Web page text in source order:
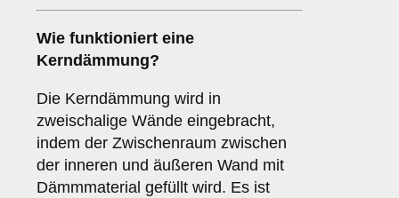
Wie funktioniert eine
Kerndämmung?
Die Kerndämmung wird in
zweischalige Wände eingebracht,
indem der Zwischenraum zwischen
der inneren und äußeren Wand mit
Dämmmaterial gefüllt wird. Es ist